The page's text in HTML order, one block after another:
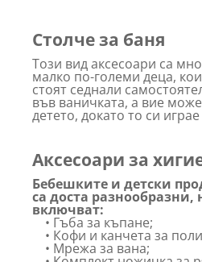
Столче за баня
Този вид аксесоари са
малко по-големи деца,
стоят седнали
във ваничката, а вие
детето, докато то си
Аксесоари за
Бебешките и детски
са доста разнообразни,
включват:
• Гъба за къпане;
• Кофи и канчета за
• Мрежа за вана;